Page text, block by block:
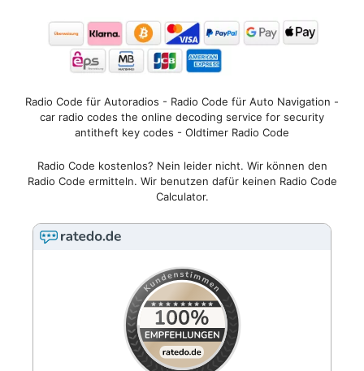
Radio Code für Autoradios - Radio Code für Auto Navigation -
car radio codes the online decoding service for security
antitheft key codes - Oldtimer Radio Code
Radio Code kostenlos? Nein leider nicht. Wir können den
Radio Code ermitteln. Wir benutzen dafür keinen Radio Code
Calculator.